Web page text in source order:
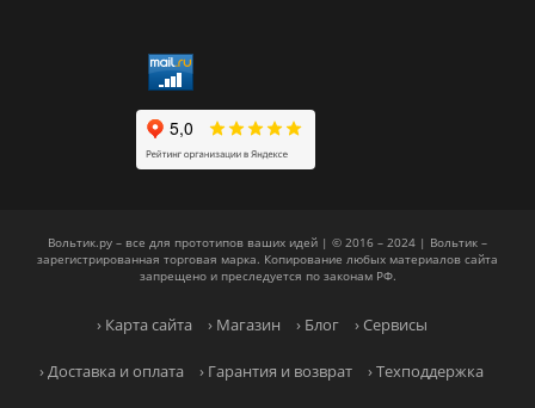
Вольтик.ру – все для прототипов ваших идей | © 2016 – 2024 | Вольтик –
зарегистрированная торговая марка. Копирование любых материалов сайта
запрещено и преследуется по законам РФ.
› Карта сайта › Магазин › Блог › Сервисы
› Доставка и оплата › Гарантия и возврат › Техподдержка